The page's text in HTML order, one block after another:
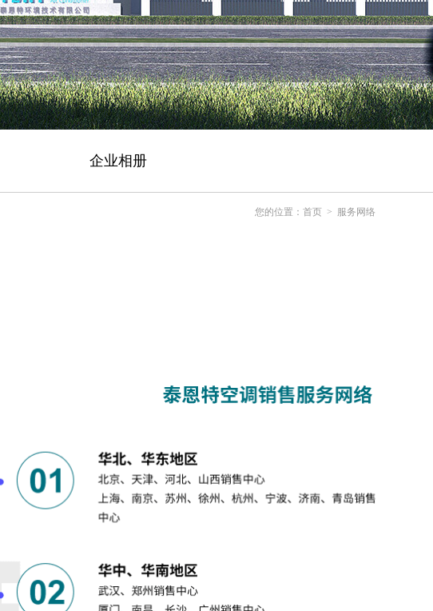
企业相册
您的位置： 首页 > 服务网络